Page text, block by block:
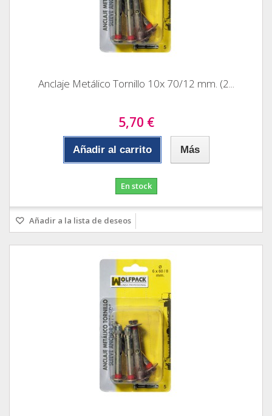
Anclaje Metálico Tornillo 10x 70/12 mm. (2...
5,70 €
Añadir al carrito Más
En stock
Añadir a la lista de deseos